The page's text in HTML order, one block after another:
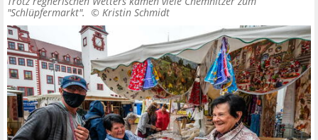
"Schlüpfermarkt". © Kristin Schmidt